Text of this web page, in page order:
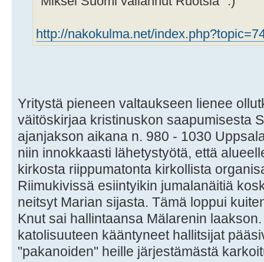
http://nakokulma.net/
Yritystä pieneen valtaukseen lienee
väitöskirjaa kristinuskon saapumisesta
ajanjakson aikana n. 980 - 1030
niin innokkaasti lähetystyötä, että
kirkosta riippumatonta kirkollista
Riimukivissä esiintyikin jumalanäitiä
neitsyt Marian sijasta. Tämä loppui
Knut sai hallintaansa Mälarenin
katolisuuteen kääntyneet hallitsijat
"pakanoiden" heille järjestämästä